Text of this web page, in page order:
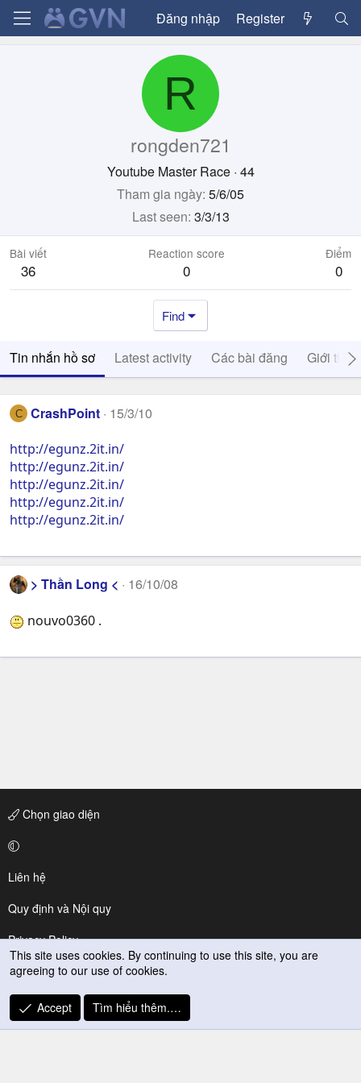
Đăng nhập Register
R
rongden721
Youtube Master Race · 44
Tham gia ngày 5/6/05
Last seen 3/3/13
Bài viết
36
Reaction score
0
Điểm
0
Find
Tin nhắn hồ sơ Latest activity Các bài đăng Giới thiệu
C CrashPoint 15/3/10
http://egunz.2it.in/
http://egunz.2it.in/
http://egunz.2it.in/
http://egunz.2it.in/
http://egunz.2it.in/
> Thần Long < 16/10/08
nouvo0360 .
Chọn giao diện
Liên hệ
Quy định và Nội quy
Privacy Policy
Trợ giúp
R
S
This site uses cookies. By continuing to use this site, you are
agreeing to our use of cookies.
Accept Tìm hiểu thêm.…